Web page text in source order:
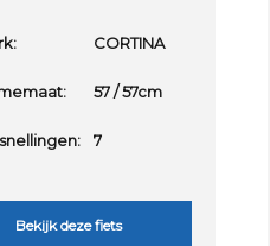
CORTINA
57 / 57cm
7
Bekijk deze fiets